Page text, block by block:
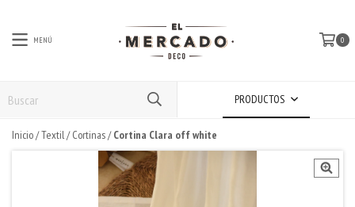
MENÚ 0
PRODUCTOS
Inicio/Textil/ Cortinas/ Cortina Clara off white